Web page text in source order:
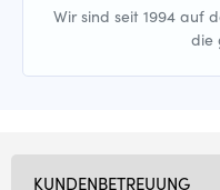
Wir sind seit 1994 auf
die
KUNDENBETREUUNG